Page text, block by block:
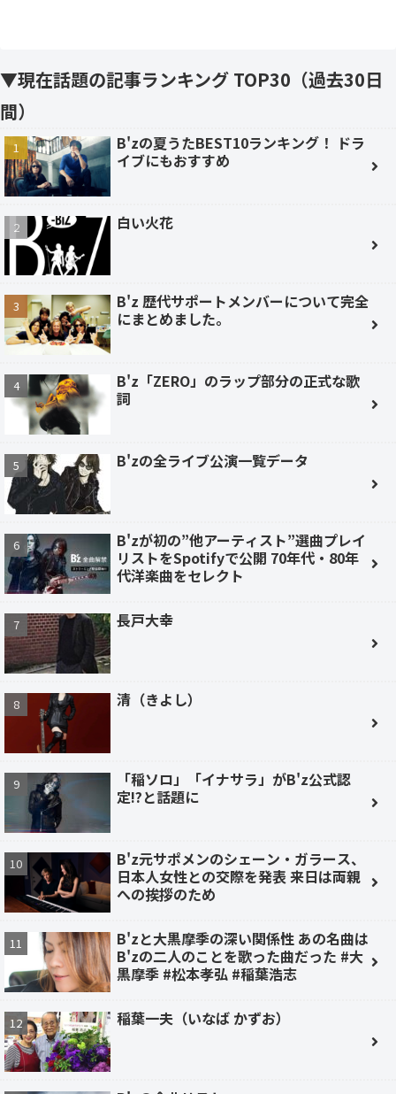
▼現在話題の記事ランキング TOP30（過去30日
間）
B'zの夏うたBEST10ランキング！ ドラ
イブにもおすすめ
白い火花
B'z 歴代サポートメンバーについて完全
にまとめました。
B'z「ZERO」のラップ部分の正式な歌
詞
B'zの全ライブ公演一覧データ
B'zが初の”他アーティスト”選曲プレイ
リストをSpotifyで公開 70年代・80年
代洋楽曲をセレクト
長戸大幸
清（きよし）
「稲ソロ」「イナサラ」がB'z公式認
定!?と話題に
B'z元サポメンのシェーン・ガラース、
日本人女性との交際を発表 来日は両親
への挨拶のため
B'zと大黒摩季の深い関係性 あの名曲は
B'zの二人のことを歌った曲だった #大
黒摩季 #松本孝弘 #稲葉浩志
稲葉一夫（いなば かずお）